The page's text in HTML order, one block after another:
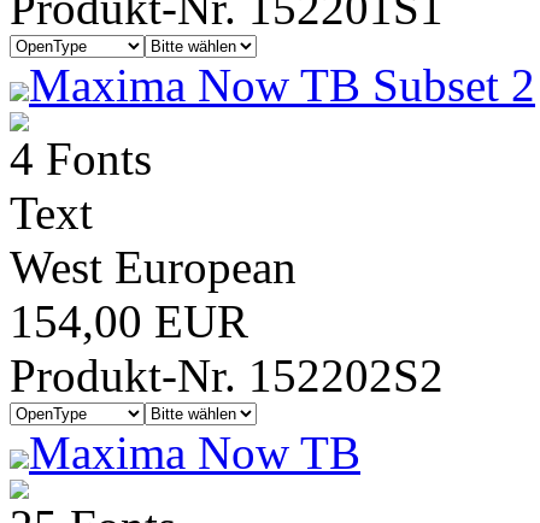
Maxima Now TB Subset 2
4 Fonts
Text
West European
154,00 EUR
Produkt-Nr. 152202S2
Maxima Now TB